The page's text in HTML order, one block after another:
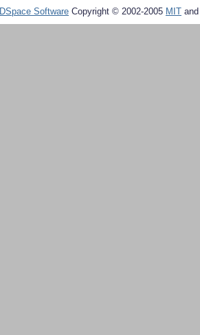
DSpace Software Copyright © 2002-2005 MIT